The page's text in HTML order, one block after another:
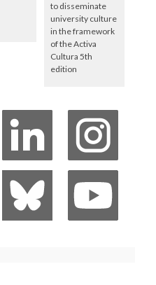
to disseminate
university culture
in the framework
of the Activa
Cultura 5th
edition